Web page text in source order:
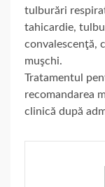
tulburări
tahicardie,
convalescenţă,
muşchi.
Tratamentul
recomandarea
clinică după